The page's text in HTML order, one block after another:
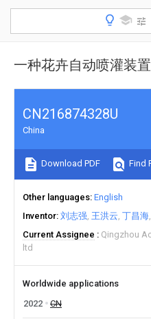
一种花卉自动喷灌装置
CN216874328U
China
Download PDF Find
Other languages English
Inventor 刘志强 王洪云 丁昌海
Current Assignee
Qingzhou
ltd
Worldwide applications
2022
CN